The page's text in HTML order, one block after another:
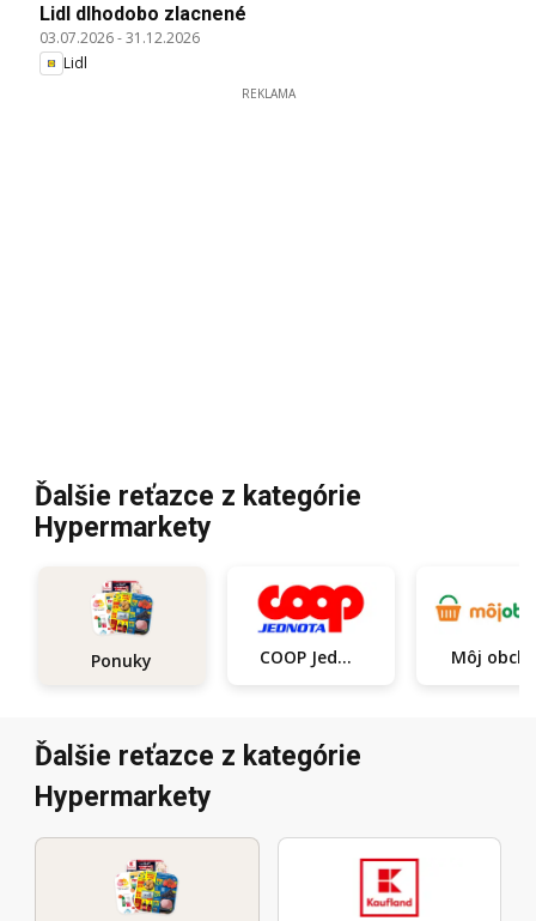
Lidl dlhodobo zlacnené
03.07.2026-31.12.2026
Lidl
REKLAMA
Ďalšie reťazce z kategórie
Hypermarkety
Ponuky COOP Jednota Môj
Ďalšie reťazce z kategórie
Hypermarkety